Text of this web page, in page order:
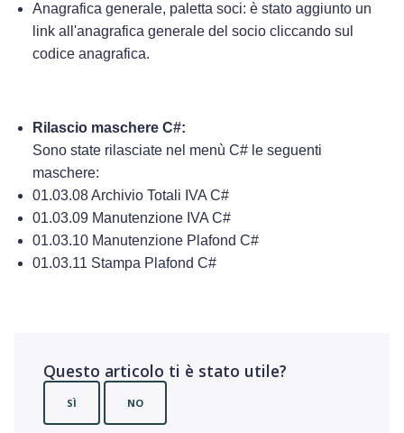
Anagrafica generale, paletta soci: è stato aggiunto un
link all'anagrafica generale del socio cliccando sul
codice anagrafica.
Rilascio maschere C#:
Sono state rilasciate nel menù C# le seguenti
maschere:
01.03.08 Archivio Totali IVA C#
01.03.09 Manutenzione IVA C#
01.03.10 Manutenzione Plafond C#
01.03.11 Stampa Plafond C#
Questo articolo ti è stato utile?
SÌ NO